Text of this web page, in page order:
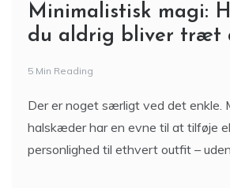
Minimalistisk magi:
du aldrig bliver træt
5 Min Reading
Der er noget særligt ved det enkle.
halskæder har en evne til at tilføje
personlighed til ethvert outfit –